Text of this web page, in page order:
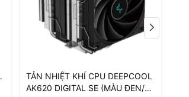
TẢN NHIỆT KHÍ CPU DEEPCOOL
AK620 DIGITAL SE (MÀU ĐEN/